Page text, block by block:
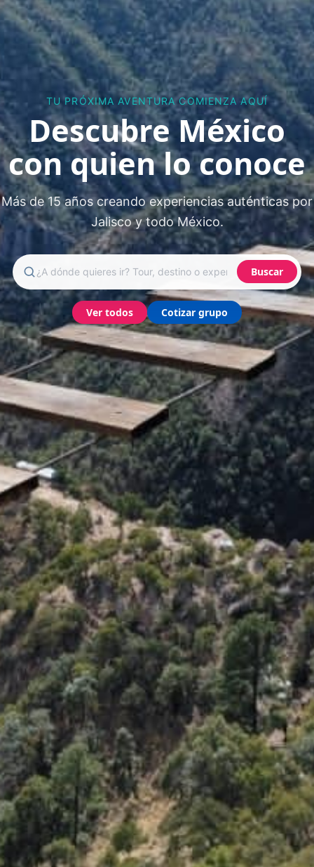
TU PRÓXIMA AVENTURA COMIENZA AQUÍ
Descubre México
con quien lo conoce
Más de 15 años creando experiencias auténticas por
Jalisco y todo México.
Buscar
Ver todos Cotizar grupo